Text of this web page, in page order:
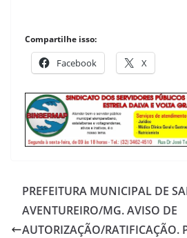
Compartilhe isso:
Facebook X
PREFEITURA MUNICIPAL DE
AVENTUREIRO/MG. AVISO DE
AUTORIZAÇÃO/